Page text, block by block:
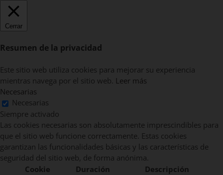
Cerrar
Resumen de la privacidad
Este sitio web utiliza cookies para mejorar su experiencia
mientras navega por el sitio web. Leer más
Necesarias
Necesarias
Siempre activado
Las cookies necesarias son absolutamente imprescindibles para
que el sitio web funcione correctamente. Estas cookies
garantizan las funcionalidades básicas y las características de
seguridad del sitio web, de forma anónima.
Cookie
Duración Descripción